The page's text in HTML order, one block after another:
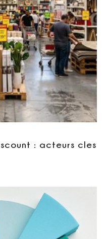
: acteurs cles